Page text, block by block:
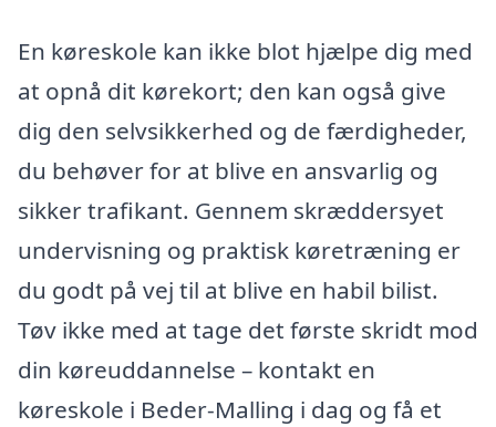
En køreskole kan ikke blot hjælpe dig med
at opnå dit kørekort; den kan også give
dig den selvsikkerhed og de færdigheder,
du behøver for at blive en ansvarlig og
sikker trafikant. Gennem skræddersyet
undervisning og praktisk køretræning er
du godt på vej til at blive en habil bilist.
Tøv ikke med at tage det første skridt mod
din køreuddannelse – kontakt en
køreskole i Beder-Malling i dag og få et